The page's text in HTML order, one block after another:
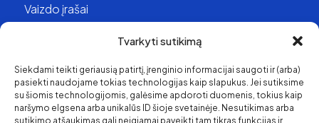
Tvarkyti sutikimą
Siekdami teikti geriausią patirtį, įrenginio informacijai saugoti ir (arba)
pasiekti naudojame tokias technologijas kaip slapukus. Jei sutiksime
su šiomis technologijomis, galėsime apdoroti duomenis, tokius kaip
naršymo elgsena arba unikalūs ID šioje svetainėje. Nesutikimas arba
sutikimo atšaukimas gali neigiamai paveikti tam tikras funkcijas ir
Vaizdo įrašai
Struktūra ir kontaktai
Apie mus
Svetainės medis